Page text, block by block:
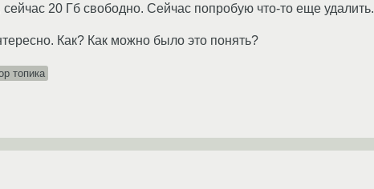
20 Гб свободно. Сейчас попробую что-то еще удалить.
Как? Как можно было это понять?
топика